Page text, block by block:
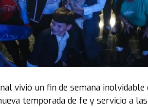
vivió un fin de semana
temporada de fe y servicio a